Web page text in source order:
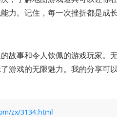
力。记住，每一次挫折都是成
故事和令人钦佩的游戏玩家。
游戏的无限魅力。我的分享可
zx/3134.html